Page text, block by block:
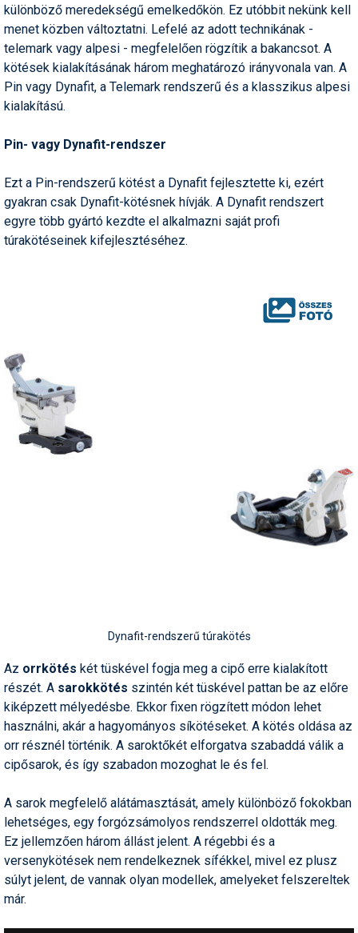
Utazási tippek
Védőfelszerelés
különböző meredekségű emelkedőkön. Ez utóbbit nekünk kell
menet közben változtatni. Lefelé az adott technikának -
telemark vagy alpesi - megfelelően rögzítik a bakancsot. A
kötések kialakításának három meghatározó irányvonala van. A
Pin vagy Dynafit, a Telemark rendszerű és a klasszikus alpesi
kialakítású.
Pin- vagy Dynafit-rendszer
Ezt a Pin-rendszerű kötést a Dynafit fejlesztette ki, ezért
gyakran csak Dynafit-kötésnek hívják. A Dynafit rendszert
egyre több gyártó kezdte el alkalmazni saját profi
túrakötéseinek kifejlesztéséhez.
Dynafit-rendszerű túrakötés
Az orrkötés két tüskével fogja meg a cipő erre kialakított
részét. A sarokkötés szintén két tüskével pattan be az előre
kiképzett mélyedésbe. Ekkor fixen rögzített módon lehet
használni, akár a hagyományos síkötéseket. A kötés oldása az
orr résznél történik. A saroktőkét elforgatva szabaddá válik a
cipősarok, és így szabadon mozoghat le és fel.
A sarok megfelelő alátámasztását, amely különböző fokokban
lehetséges, egy forgózsámolyos rendszerrel oldották meg.
Ez jellemzően három állást jelent. A régebbi és a
versenykötések nem rendelkeznek sífékkel, mivel ez plusz
súlyt jelent, de vannak olyan modellek, amelyeket felszereltek
már.